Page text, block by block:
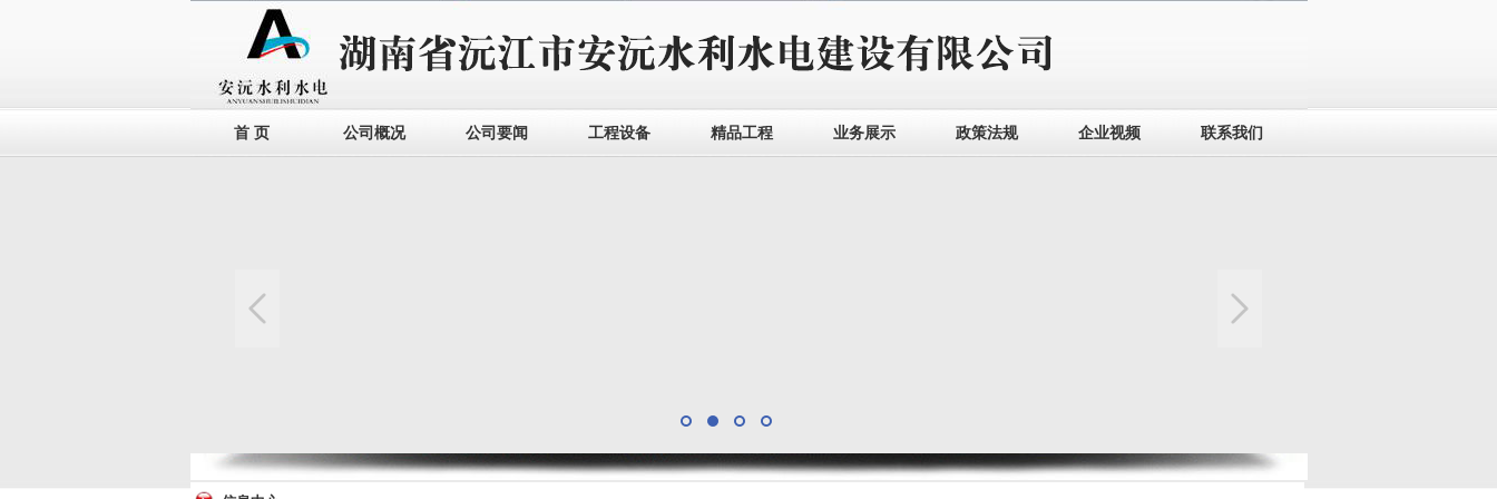
首 页 公司概况 公司要闻 工程设备 精品工程 业务展示 政策法规 企业视频 联系我们